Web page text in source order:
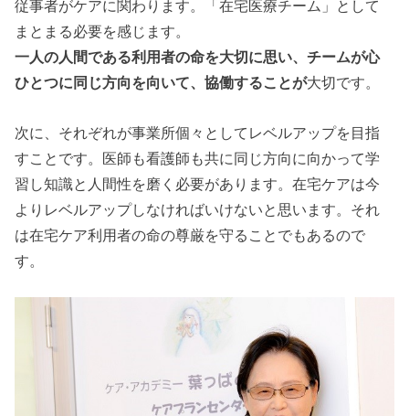
従事者がケアに関わります。「在宅医療チーム」として
まとまる必要を感じます。
一人の人間である利用者の命を大切に思い、チームが心
ひとつに同じ方向を向いて、協働することが大切です。
次に、それぞれが事業所個々としてレベルアップを目指
すことです。医師も看護師も共に同じ方向に向かって学
習し知識と人間性を磨く必要があります。在宅ケアは今
よりレベルアップしなければいけないと思います。それ
は在宅ケア利用者の命の尊厳を守ることでもあるので
す。